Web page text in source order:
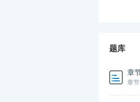
题库
章
章